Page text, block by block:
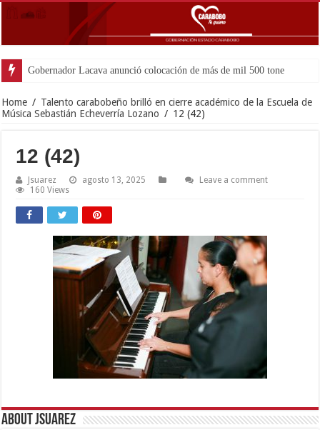
Home / Talento carabobeño brilló en cierre académico de la Escuela de
Música Sebastián Echeverría Lozano / 12 (42)
12 (42)
Jsuarez agosto 13, 2025
Leave a comment
160 Views
About Jsuarez